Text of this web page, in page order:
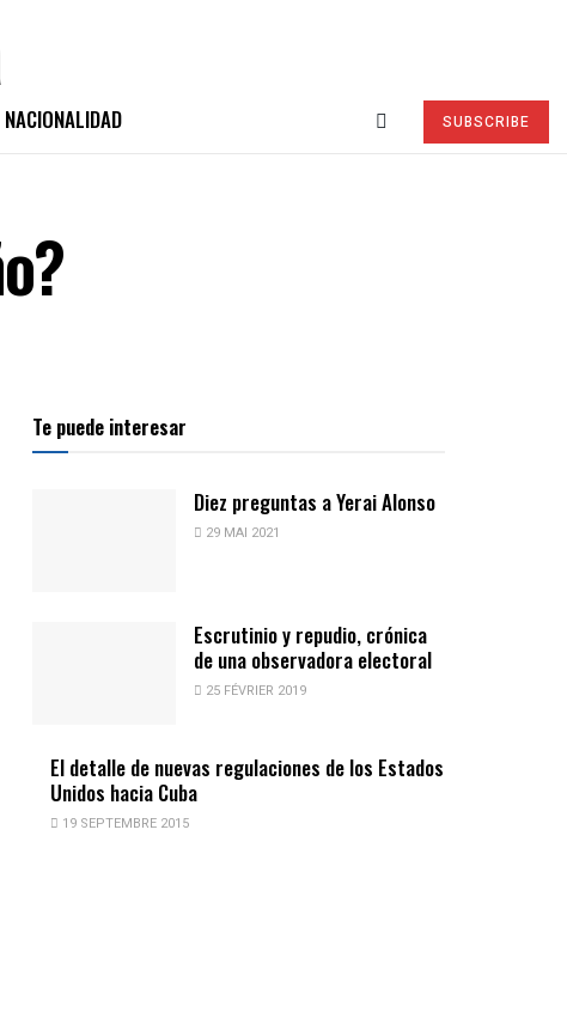
NACIONALIDAD SUBSCRIBE
Te puede interesar
Diez preguntas a Yerai Alonso
29 MAI 2021
Escrutinio y repudio, crónica
de una observadora electoral
25 FÉVRIER 2019
El detalle de nuevas regulaciones de los Estados
Unidos hacia Cuba
19 SEPTEMBRE 2015